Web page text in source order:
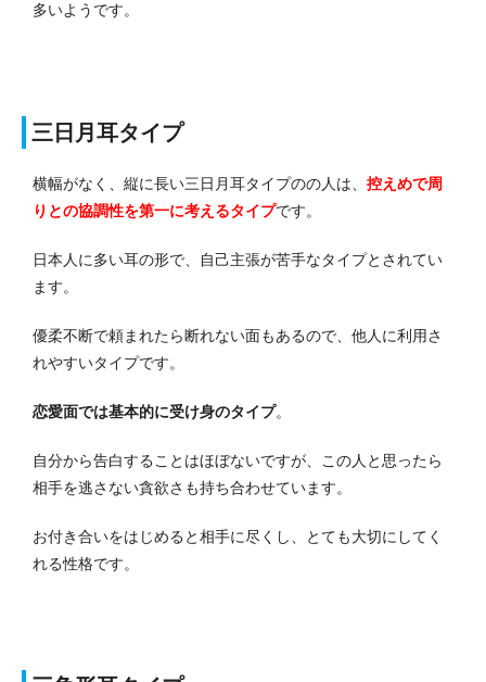
多いようです。
三日月耳タイプ
横幅がなく、縦に長い三日月耳タイプのの人は、 控えめで周
りとの協調性を第一に考えるタイプです。
日本人に多い耳の形で、自己主張が苦手なタイプとされてい
ます。
優柔不断で頼まれたら断れない面もあるので、他人に利用さ
れやすいタイプです。
恋愛面では基本的に受け身のタイプ。
自分から告白することはほぼないですが、この人と思ったら
相手を逃さない貪欲さも持ち合わせています。
お付き合いをはじめると相手に尽くし、とても大切にしてく
れる性格です。